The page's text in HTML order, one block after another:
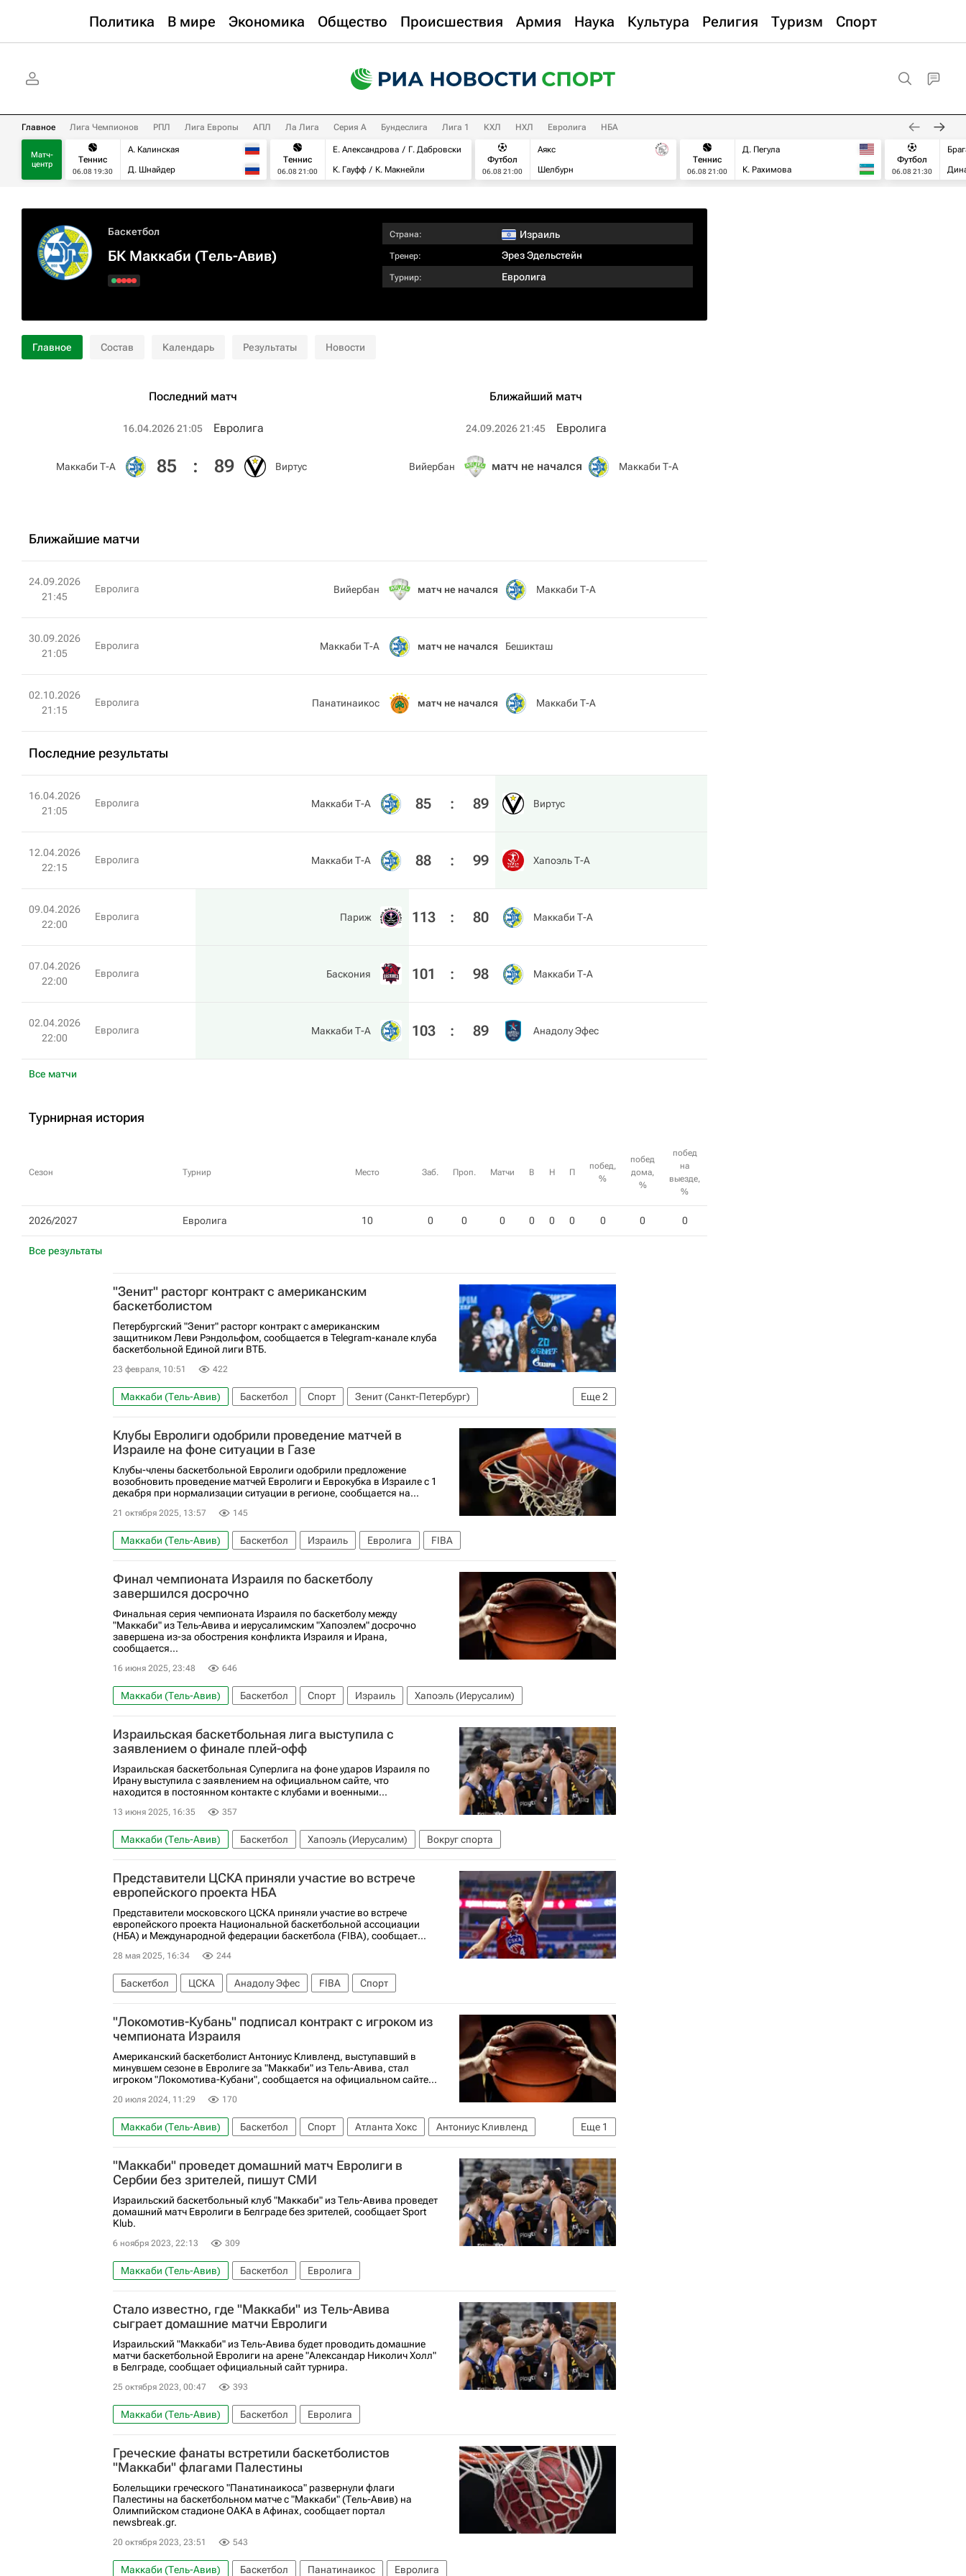
Политика В мире Экономика Общество Происшествия Армия Наука Культура Религия Туризм Спорт
Главное Лига Чемпионов РПЛ Лига Европы АПЛ Ла Лига Серия А Бундеслига Лига 1 КХЛ НХЛ Евролига НБА
Матч-
центр
Теннис
06.08 19:30
А. Калинская
Д. Шнайдер
Теннис
06.08 21:00
Е. Александрова
Г. Дабровски
К. Гауфф
К. Макнейли
Футбол
06.08 21:00
Аякс
Шелбурн
Теннис
06.08 21:00
Д. Пегула
К. Рахимова
Футбол
06.08 21:30
Баскетбол
БК Маккаби (Тель-Авив)
Страна: Израиль
Тренер: Эрез Эдельстейн
Турнир: Евролига
Главное Состав Календарь Результаты Новости
Последний матч
16.04.2026 21:05 Евролига
Маккаби Т-А 85 : 89 Виртус
Ближайший матч
24.09.2026 21:45 Евролига
Вийербан матч не начался Маккаби Т-А
Ближайшие матчи
24.09.2026
21:45
Евролига Вийербан матч не начался Маккаби Т-А
30.09.2026
21:05
Евролига Маккаби Т-А матч не начался Бешикташ
02.10.2026
21:15
Евролига Панатинаикос матч не начался Маккаби Т-А
Последние результаты
Все матчи
16.04.2026
21:05
Евролига Маккаби Т-А 85 : 89 Виртус
12.04.2026
22:15
Евролига Маккаби Т-А 88 : 99 Хапоэль Т-А
09.04.2026
22:00
Евролига Париж 113 : 80 Маккаби Т-А
07.04.2026
22:00
Евролига Баскония 101 : 98 Маккаби Т-А
02.04.2026
22:00
Евролига Маккаби Т-А 103 : 89 Анадолу Эфес
Турнирная история
Сезон Турнир Место Заб. Проп. Матчи В Н П
побед,
%
побед
дома,
%
побед
на
выезде,
%
2026/2027 Евролига 10 0 0 0 0 0 0 0 0 0
Все результаты
"Зенит" расторг контракт с американским
баскетболистом
Петербургский "Зенит" расторг контракт с американским
защитником Леви Рэндольфом, сообщается в Telegram-канале клуба
баскетбольной Единой лиги ВТБ.
23 февраля, 10:51 422
Еще2
Маккаби (Тель-Авив) Баскетбол Спорт
Зенит (Санкт-Петербург)
Единая лига ВТБ
Евролига
Клубы Евролиги одобрили проведение матчей в
Израиле на фоне ситуации в Газе
Клубы-члены баскетбольной Евролиги одобрили предложение
возобновить проведение матчей Евролиги и Еврокубка в Израиле с 1
декабря при нормализации ситуации в регионе, сообщается на...
21 октября 2025, 13:57 145
Маккаби (Тель-Авив) Баскетбол Израиль Евролига FIBA
Финал чемпионата Израиля по баскетболу
завершился досрочно
Финальная серия чемпионата Израиля по баскетболу между
"Маккаби" из Тель‑Авива и иерусалимским "Хапоэлем" досрочно
завершена из-за обострения конфликта Израиля и Ирана,
сообщается...
16 июня 2025, 23:48 646
Маккаби (Тель-Авив) Баскетбол Спорт Израиль Хапоэль (Иерусалим)
Израильская баскетбольная лига выступила с
заявлением о финале плей-офф
Израильская баскетбольная Суперлига на фоне ударов Израиля по
Ирану выступила с заявлением на официальном сайте, что
находится в постоянном контакте с клубами и военными...
13 июня 2025, 16:35 357
Маккаби (Тель-Авив) Баскетбол Хапоэль (Иерусалим) Вокруг спорта
Представители ЦСКА приняли участие во встрече
европейского проекта НБА
Представители московского ЦСКА приняли участие во встрече
европейского проекта Национальной баскетбольной ассоциации
(НБА) и Международной федерации баскетбола (FIBA), сообщает...
28 мая 2025, 16:34 244
Баскетбол ЦСКА Анадолу Эфес FIBA Спорт
"Локомотив-Кубань" подписал контракт с игроком из
чемпионата Израиля
Американский баскетболист Антониус Кливленд, выступавший в
минувшем сезоне в Евролиге за "Маккаби" из Тель-Авива, стал
игроком "Локомотива-Кубани", сообщается на официальном сайте...
20 июля 2024, 11:29 170
Еще 1
Маккаби (Тель-Авив) Баскетбол Спорт Атланта Хокс
Антониус Кливленд
ПБК Локомотив-Кубань
"Маккаби" проведет домашний матч Евролиги в
Сербии без зрителей, пишут СМИ
Израильский баскетбольный клуб "Маккаби" из Тель-Авива проведет
домашний матч Евролиги в Белграде без зрителей, сообщает Sport
Klub.
6 ноября 2023, 22:13 309
Маккаби (Тель-Авив) Баскетбол Евролига
Стало известно, где "Маккаби" из Тель-Авива
сыграет домашние матчи Евролиги
Израильский "Маккаби" из Тель-Авива будет проводить домашние
матчи баскетбольной Евролиги на арене "Александар Николич Холл"
в Белграде, сообщает официальный сайт турнира.
25 октября 2023, 00:47 393
Маккаби (Тель-Авив) Баскетбол Евролига
Греческие фанаты встретили баскетболистов
"Маккаби" флагами Палестины
Болельщики греческого "Панатинаикоса" развернули флаги
Палестины на баскетбольном матче с "Маккаби" (Тель-Авив) на
Олимпийском стадионе ОАКА в Афинах, сообщает портал
newsbreak.gr.
20 октября 2023, 23:51 543
Маккаби (Тель-Авив) Баскетбол Панатинаикос Евролига